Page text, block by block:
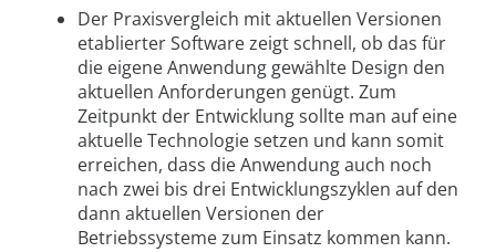
Der Praxisvergleich mit aktuellen Versionen
etablierter Software zeigt schnell, ob das für
die eigene Anwendung gewählte Design den
aktuellen Anforderungen genügt. Zum
Zeitpunkt der Entwicklung sollte man auf eine
aktuelle Technologie setzen und kann somit
erreichen, dass die Anwendung auch noch
nach zwei bis drei Entwicklungszyklen auf den
dann aktuellen Versionen der
Betriebssysteme zum Einsatz kommen kann.